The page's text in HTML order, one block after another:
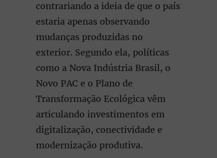
contrariando a ideia de que o país
estaria apenas observando
mudanças produzidas no
exterior. Segundo ela, políticas
como a Nova Indústria Brasil, o
Novo PAC e o Plano de
Transformação Ecológica vêm
articulando investimentos em
digitalização, conectividade e
modernização produtiva.